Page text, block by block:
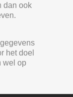
dan ook
het doel
wel op